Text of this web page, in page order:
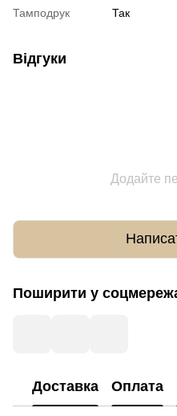
Тамподрук Так
Відгуки
Додайте
Поширити у
Доставка Оплата